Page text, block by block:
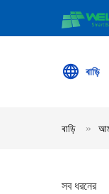
বাড়ি
বাড়ি
সব ধরনের